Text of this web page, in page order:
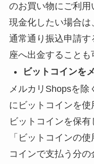
のお買い物にご利用
現金化したい場合は
通常通り振込申請す
座へ出金することも
ビットコインを
メルカリShopsを
にビットコインを使
ビットコインを保
「ビットコインの
コインで支払う分の